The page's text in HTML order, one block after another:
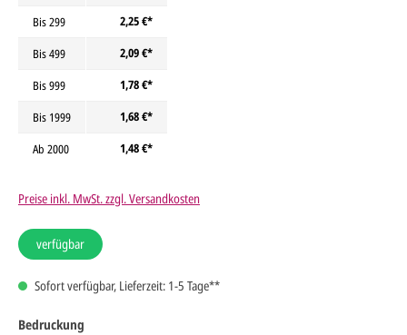
Bis299
2,25 €*
Bis499
2,09 €*
Bis999
1,78 €*
Bis 1999
1,68 €*
Ab 2000 1,48 €*
Preise inkl. MwSt. zzgl. Versandkosten
verfügbar
Sofort verfügbar, Lieferzeit: 1-5 Tage**
Bedruckung